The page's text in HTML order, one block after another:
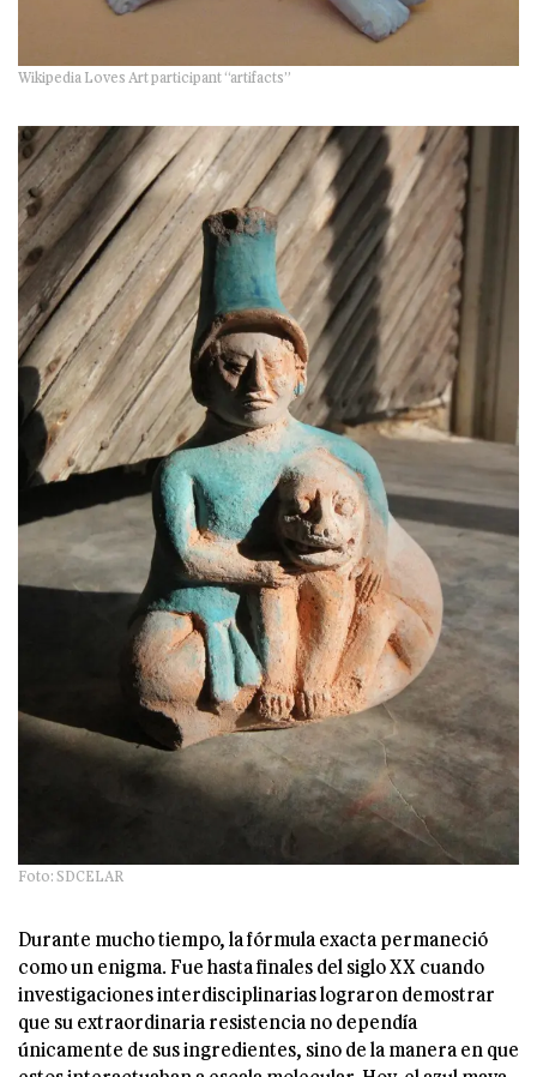
Wikipedia Loves Art participant “artifacts”
Foto: SDCELAR
Durante mucho tiempo, la fórmula exacta permaneció
como un enigma. Fue hasta finales del siglo XX cuando
investigaciones interdisciplinarias lograron demostrar
que su extraordinaria resistencia no dependía
únicamente de sus ingredientes, sino de la manera en que